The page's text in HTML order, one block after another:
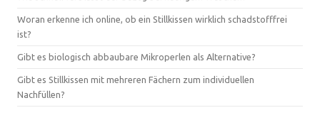
Woran erkenne ich online, ob ein Stillkissen wirklich schadstofffrei
ist?
Gibt es biologisch abbaubare Mikroperlen als Alternative?
Gibt es Stillkissen mit mehreren Fächern zum individuellen
Nachfüllen?